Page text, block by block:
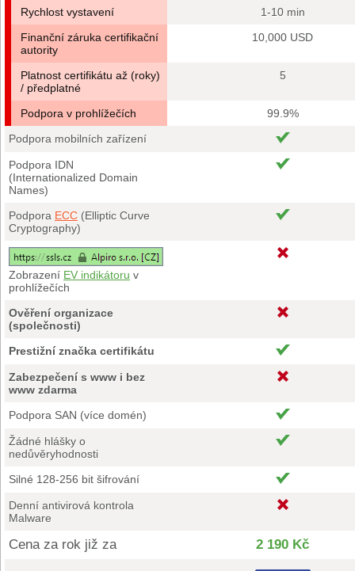
Rychlost vystavení
1-10 min
Finanční záruka certifikační
autority
10,000 USD
Platnost certifikátu až (roky)
/ předplatné
5
Podpora v prohlížečích
99.9%
Podpora mobilních zařízení
Podpora IDN
(Internationalized Domain
Names)
Podpora ECC (Elliptic Curve
Cryptography)
Zobrazení EV indikátoru v
prohlížečích
Ověření organizace
(společnosti)
Prestižní značka certifikátu
Zabezpečení s www i bez
www zdarma
Podpora SAN (více domén)
Žádné hlášky o
nedůvěryhodnosti
Silné 128-256 bit šifrování
Denní antivirová kontrola
Malware
Cena za rok již za 2 190 Kč